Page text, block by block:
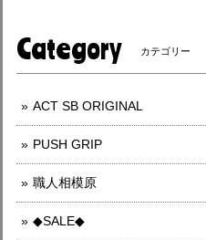
Category カテゴリー
ACT SB ORIGINAL
PUSH GRIP
職人相模原
◆SALE◆